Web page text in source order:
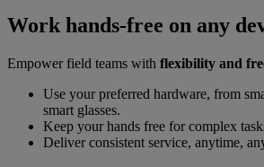
Work hands-free on any
Empower field teams with flexibility and
Use your preferred hardware, from
smart glasses.
Keep your hands free for complex
Deliver consistent service, anytime,